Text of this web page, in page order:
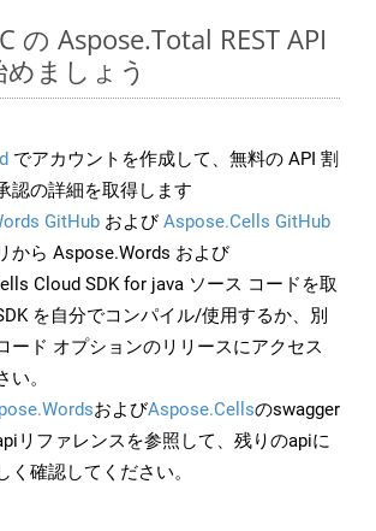
の Aspose.Total REST API
ましょう
でアカウントを作成して、無料の API 割
認の詳細を取得します
GitHub およびAspose.Cells GitHub
から Aspose.Words および
Cloud SDK for java ソース コードを取
を自分でコンパイル/使用するか、別
ード オプションのリリースにアクセス
い。
およびAspose.Cellsのswagger
リファレンスを参照して、残りのapiに
く確認してください。